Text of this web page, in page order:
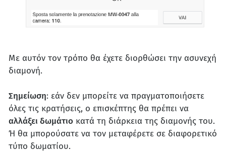
Με αυτόν τον τρόπο θα έχετε διορθώσει την ασυνεχή
διαμονή.
Σημείωση: εάν δεν μπορείτε να πραγματοποιήσετε
όλες τις κρατήσεις, ο επισκέπτης θα πρέπει να
αλλάξει δωμάτιο κατά τη διάρκεια της διαμονής του.
Ή θα μπορούσατε να τον μεταφέρετε σε διαφορετικό
τύπο δωματίου.